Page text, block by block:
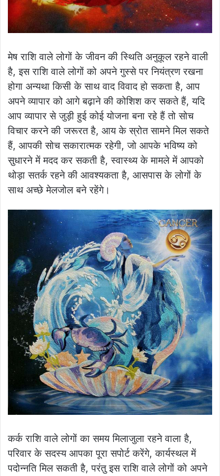
मेष राशि वाले लोगों के जीवन की स्थिति अनुकूल रहने वाली
है, इस राशि वाले लोगों को अपने गुस्से पर नियंत्रण रखना
होगा अन्यथा किसी के साथ वाद विवाद हो सकता है, आप
अपने व्यापार को आगे बढ़ाने की कोशिश कर सकते हैं, यदि
आप व्यापार से जुड़ी हुई कोई योजना बना रहे हैं तो सोच
विचार करने की जरूरत है, आय के स्रोत सामने मिल सकते
हैं, आपकी सोच सकारात्मक रहेगी, जो आपके भविष्य को
सुधारने में मदद कर सकती है, स्वास्थ्य के मामले में आपको
थोड़ा सतर्क रहने की आवश्यकता है, आसपास के लोगों के
साथ अच्छे मेलजोल बने रहेंगे।
कर्क राशि वाले लोगों का समय मिलाजुला रहने वाला है,
परिवार के सदस्य आपका पूरा सपोर्ट करेंगे, कार्यस्थल में
पदोन्नति मिल सकती है, परंतु इस राशि वाले लोगों को अपने